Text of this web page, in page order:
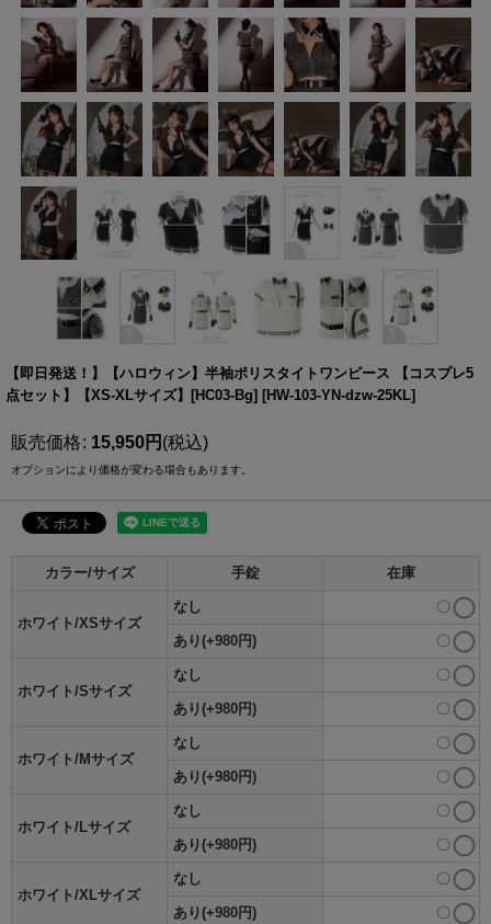
【即日発送！】【ハロウィン】半袖ポリスタイトワンピース 【コスプレ5
点セット】【XS-XLサイズ】[HC03-Bg] [HW-103-YN-dzw-25KL]
販売価格: 15,950円 (税込)
オプションにより価格が変わる場合もあります。
カラー/サイズ 手錠 在庫
ホワイト/XSサイズ
なし 〇
あり(+980円) 〇
ホワイト/Sサイズ
なし 〇
あり(+980円) 〇
ホワイト/Mサイズ
なし 〇
あり(+980円) 〇
ホワイト/Lサイズ
なし 〇
あり(+980円) 〇
ホワイト/XLサイズ
なし 〇
あり(+980円) 〇